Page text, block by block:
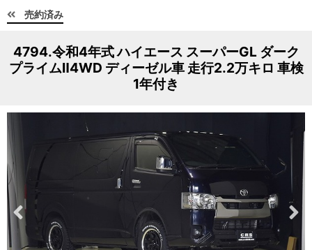
売約済み
4794.令和4年式 ハイエース スーパーGL ダーク
プライムⅡ4WD ディーゼル車 走行2.2万キロ 車検
1年付き